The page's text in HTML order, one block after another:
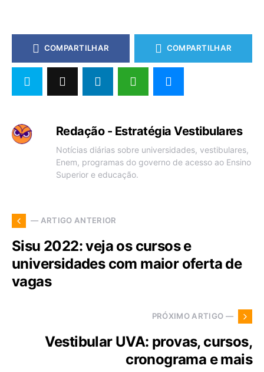
COMPARTILHAR COMPARTILHAR
Redação - Estratégia Vestibulares
Notícias diárias sobre universidades, vestibulares,
Enem, programas do governo de acesso ao Ensino
Superior e educação.
— ARTIGO ANTERIOR
Sisu 2022: veja os cursos e
universidades com maior oferta de
vagas
PRÓXIMO ARTIGO —
Vestibular UVA: provas, cursos,
cronograma e mais